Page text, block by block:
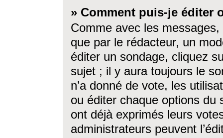
» Comment puis-je éditer
Comme avec les
que par le rédacteur, un
éditer un sondage, cliquez
sujet ; il y aura toujours le
n’a donné de vote, les
ou éditer chaque options du
ont déjà exprimés leurs
administrateurs peuvent